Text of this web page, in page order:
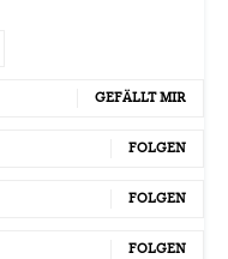
GEFÄLLT MIR
FOLGEN
FOLGEN
FOLGEN